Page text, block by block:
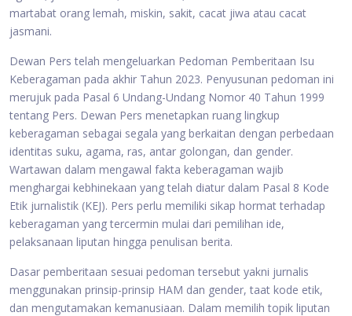
martabat orang lemah, miskin, sakit, cacat jiwa atau cacat
jasmani.
Dewan Pers telah mengeluarkan Pedoman Pemberitaan Isu
Keberagaman pada akhir Tahun 2023. Penyusunan pedoman ini
merujuk pada Pasal 6 Undang-Undang Nomor 40 Tahun 1999
tentang Pers. Dewan Pers menetapkan ruang lingkup
keberagaman sebagai segala yang berkaitan dengan perbedaan
identitas suku, agama, ras, antar golongan, dan gender.
Wartawan dalam mengawal fakta keberagaman wajib
menghargai kebhinekaan yang telah diatur dalam Pasal 8 Kode
Etik jurnalistik (KEJ). Pers perlu memiliki sikap hormat terhadap
keberagaman yang tercermin mulai dari pemilihan ide,
pelaksanaan liputan hingga penulisan berita.
Dasar pemberitaan sesuai pedoman tersebut yakni jurnalis
menggunakan prinsip-prinsip HAM dan gender, taat kode etik,
dan mengutamakan kemanusiaan. Dalam memilih topik liputan